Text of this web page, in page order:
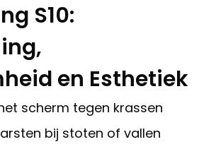
S10:
en Esthetiek
scherm tegen krassen
bij stoten of vallen